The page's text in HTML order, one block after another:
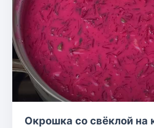
Окрошка со свёклой на